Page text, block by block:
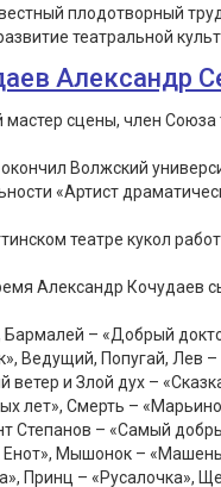
плодотворный
театральной
Александр
сцены, член Союза
окончил Волжский
«Артист
театре кукол
Александр Кочудаев
Бармалей – «Добрый
Ведущий, Попугай, Лев
ветер и Злой дух –
лет», Смерть –
Степанов – «Самый
Мышонок –
Принц – «Русалочка»,